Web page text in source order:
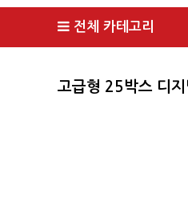
전체 카테고리
고급형 25박스 디